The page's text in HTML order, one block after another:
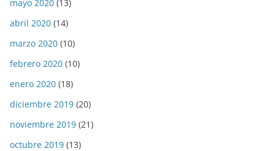
mayo 2020 (13)
abril 2020 (14)
marzo 2020 (10)
febrero 2020 (10)
enero 2020 (18)
diciembre 2019 (20)
noviembre 2019 (21)
octubre 2019 (13)